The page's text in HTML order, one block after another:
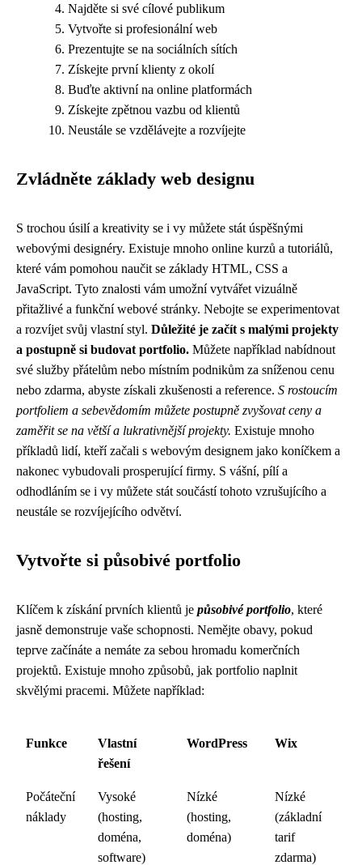
Najděte si své cílové publikum
Vytvořte si profesionální web
Prezentujte se na sociálních sítích
Získejte první klienty z okolí
Buďte aktivní na online platformách
Získejte zpětnou vazbu od klientů
Neustále se vzdělávejte a rozvíjejte
Zvládněte základy web designu
S trochou úsilí a kreativity se i vy můžete stát úspěšnými
webovými designéry. Existuje mnoho online kurzů a tutoriálů,
které vám pomohou naučit se základy HTML, CSS a
JavaScript. Tyto znalosti vám umožní vytvářet vizuálně
přitažlivé a funkční webové stránky. Nebojte se experimentovat
a rozvíjet svůj vlastní styl. Důležité je začít s malými projekty
a postupně si budovat portfolio. Můžete například nabídnout
své služby přátelům nebo místním podnikům za sníženou cenu
nebo zdarma, abyste získali zkušenosti a reference. S rostoucím
portfoliem a sebevědomím můžete postupně zvyšovat ceny a
zaměřit se na větší a lukrativnější projekty. Existuje mnoho
příkladů lidí, kteří začali s webovým designem jako koníčkem a
nakonec vybudovali prosperující firmy. S vášní, pílí a
odhodláním se i vy můžete stát součástí tohoto vzrušujícího a
neustále se rozvíjejícího odvětví.
Vytvořte si působivé portfolio
Klíčem k získání prvních klientů je působivé portfolio, které
jasně demonstruje vaše schopnosti. Nemějte obavy, pokud
teprve začínáte a nemáte za sebou hromadu komerčních
projektů. Existuje mnoho způsobů, jak portfolio naplnit
skvělými pracemi. Můžete například:
Funkce
Vlastní
řešení
WordPress Wix
Počáteční
náklady
Vysoké
(hosting,
doména,
software)
Nízké
(hosting,
doména)
Nízké
(základní
tarif
zdarma)